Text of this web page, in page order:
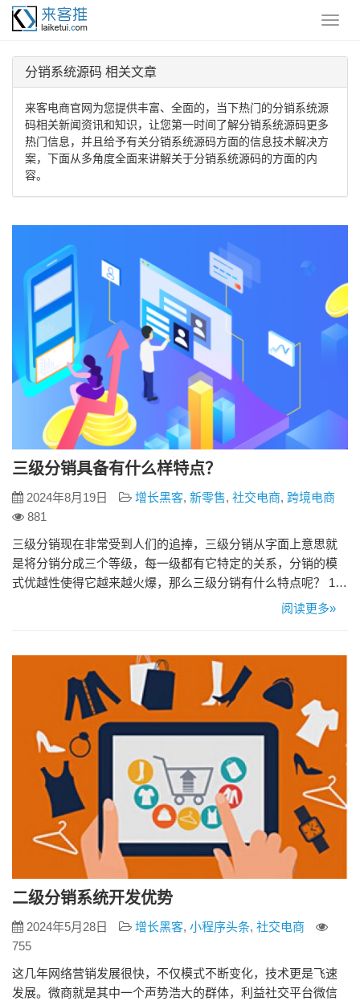
分销系统源码 相关文章
来客电商官网为您提供丰富、全面的，当下热门的分销系统源
码相关新闻资讯和知识，让您第一时间了解分销系统源码更多
热门信息，并且给予有关分销系统源码方面的信息技术解决方
案，下面从多角度全面来讲解关于分销系统源码的方面的内
容。
三级分销具备有什么样特点？
2024年8月19日 增长黑客, 新零售, 社交电商, 跨境电商
881
三级分销现在非常受到人们的追捧，三级分销从字面上意思就
是将分销分成三个等级，每一级都有它特定的关系，分销的模
式优越性使得它越来越火爆，那么三级分销有什么特点呢？ 1、
全员可分销 三级分销成为分销商的门槛低、不需要全职代理，
商，以个人为中心，带动周围的需求者参与分销。可以做到全
员参与，不论什么样…
阅读更多»
二级分销系统开发优势
2024年5月28日 增长黑客, 小程序头条, 社交电商
755
这几年网络营销发展很快，不仅模式不断变化，技术更是飞速
发展。微商就是其中一个声势浩大的群体，利益社交平台微信